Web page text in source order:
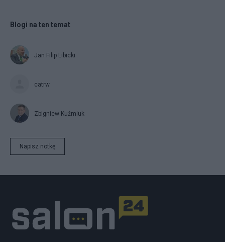
Blogi na ten temat
Jan Filip Libicki
catrw
Zbigniew Kuźmiuk
Napisz notkę